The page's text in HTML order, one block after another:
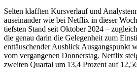
Selten klafften Kursverlauf und
auseinander wie bei Netflix in dieser
tiefsten Stand seit Oktober 2024 –
die genau darin die Gelegenheit zum
enttäuschender Ausblick Ausgangspunkt
vom vergangenen Donnerstag. Netflix
zweiten Quartal um 13,4 Prozent auf